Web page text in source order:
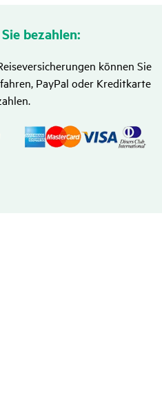
bezahlen:
können Sie
PayPal oder Kreditkarte